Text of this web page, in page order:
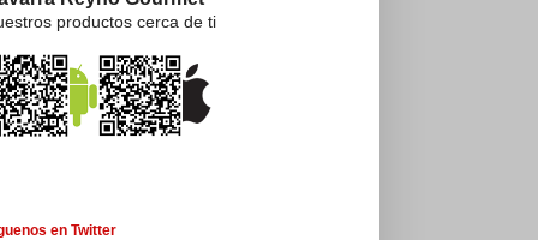
productos cerca de ti
en Twitter